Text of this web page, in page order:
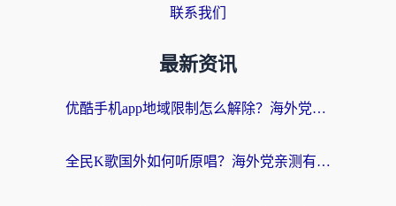
联系我们
最新资讯
优酷手机app地域限制怎么解除？海外党亲测有效的追剧方案
全民K歌国外如何听原唱？海外党亲测有效的回国加速器选择指南